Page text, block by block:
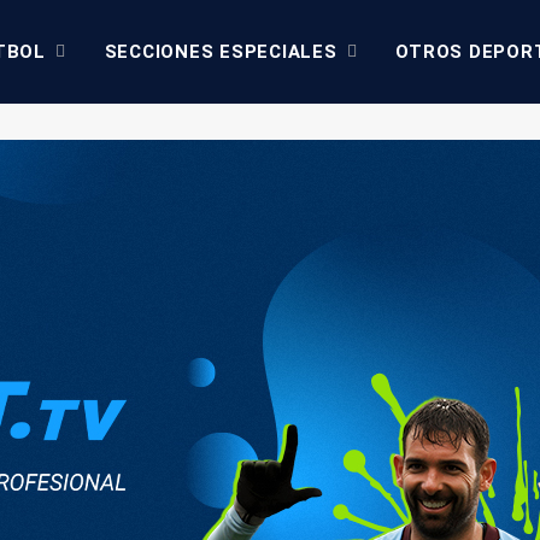
SECCIONES ESPECIALES OTROS